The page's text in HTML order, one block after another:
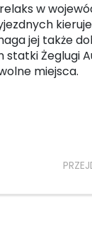
w
jej także
Żeglugi
miejsca.